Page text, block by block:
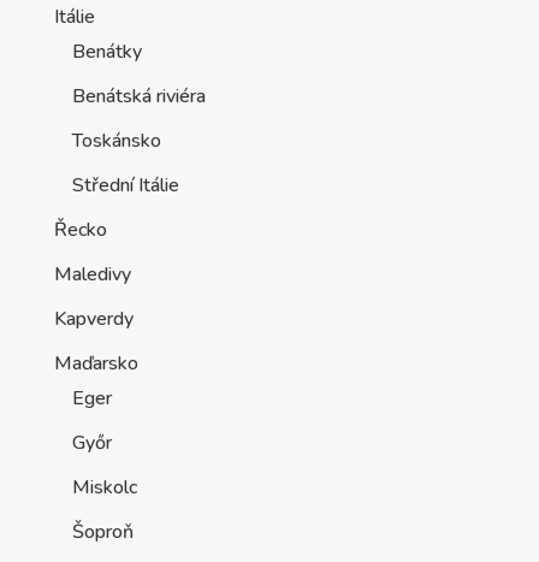
Itálie
Benátky
Benátská riviéra
Toskánsko
Střední Itálie
Řecko
Maledivy
Kapverdy
Maďarsko
Eger
Győr
Miskolc
Šoproň